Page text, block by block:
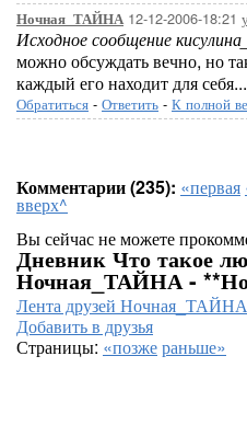
Ночная_ТАЙНА 12-12-2006-18:21
Исходное сообщение
можно обсуждать вечно, но
каждый его находит для себя...
Обратиться - Ответить - К полной
Комментарии (235): «первая
вверх^
Вы сейчас не можете
Дневник Что такое
Ночная_ТАЙНА -
Лента друзей Ночная_ТАЙНА
Добавить в друзья
Страницы: «позжераньше»